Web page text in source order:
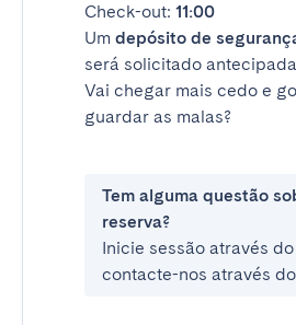
Check-out: 11:00
Um depósito de
será solicitado
Vai chegar mais cedo e
guardar as malas?
Tem alguma questão
reserva?
Inicie sessão através
contacte-nos através do